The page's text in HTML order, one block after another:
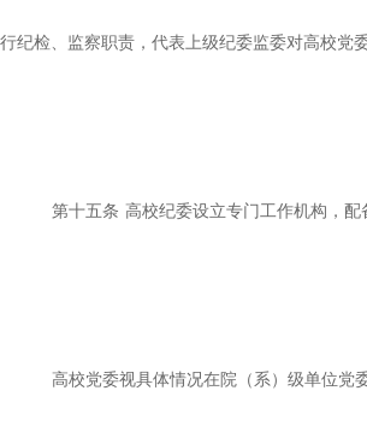
行纪检、监察职责，代表上级纪委监委对高校党
第十五条 高校纪委设立专门工作机构，配
高校党委视具体情况在院（系）级单位党